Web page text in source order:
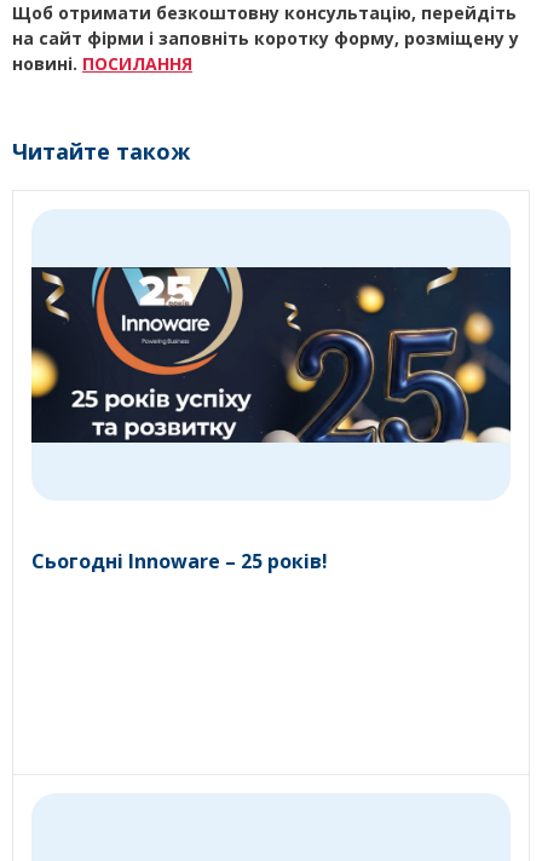
Щоб отримати безкоштовну консультацію, перейдіть
на сайт фірми і заповніть коротку форму, розміщену у
новині. ПОСИЛАННЯ
Читайте також
Сьогодні Innoware – 25 років!